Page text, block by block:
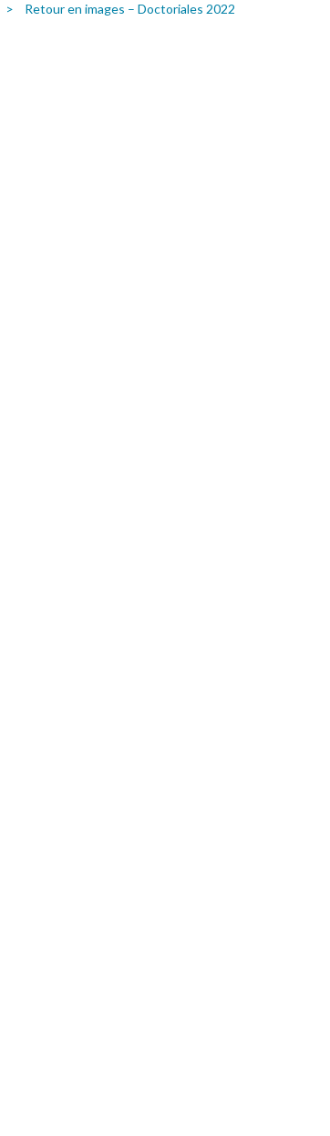
> Retour en images – Doctoriales 2022